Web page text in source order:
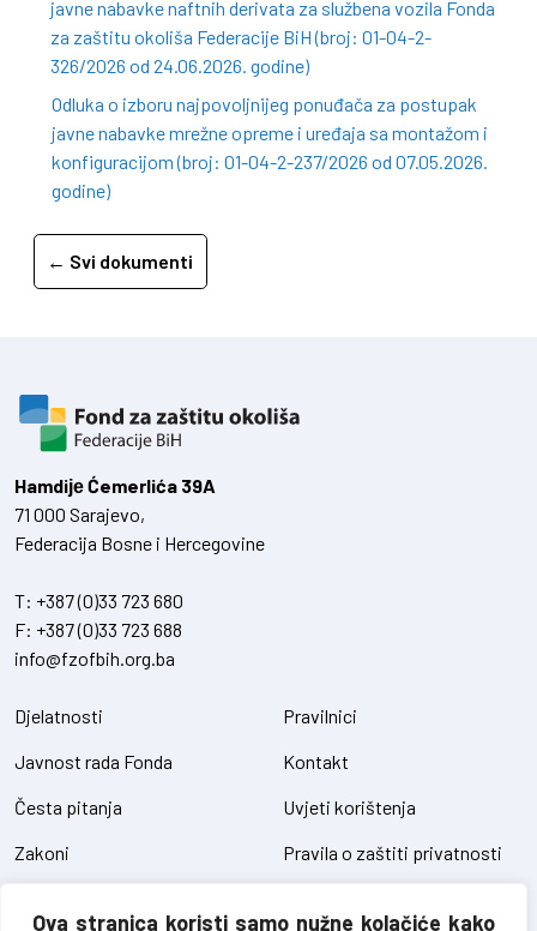
Ova stranica koristi samo nužne kolačiće kako
javne nabavke naftnih derivata za službena vozila Fonda
za zaštitu okoliša Federacije BiH (broj: 01-04-2-
326/2026 od 24.06.2026. godine)
Odluka o izboru najpovoljnijeg ponuđača za postupak
javne nabavke mrežne opreme i uređaja sa montažom i
konfiguracijom (broj: 01-04-2-237/2026 od 07.05.2026.
godine)
← Svi dokumenti
Hamdiје Ćemerlića 39A
71 000 Sarajevo,
Federacija Bosne i Hercegovine
T: +387 (0)33 723 680
F: +387 (0)33 723 688
info@fzofbih.org.ba
Djelatnosti
Javnost rada Fonda
Česta pitanja
Zakoni
Pravilnici
Kontakt
Uvjeti korištenja
Pravila o zaštiti privatnosti